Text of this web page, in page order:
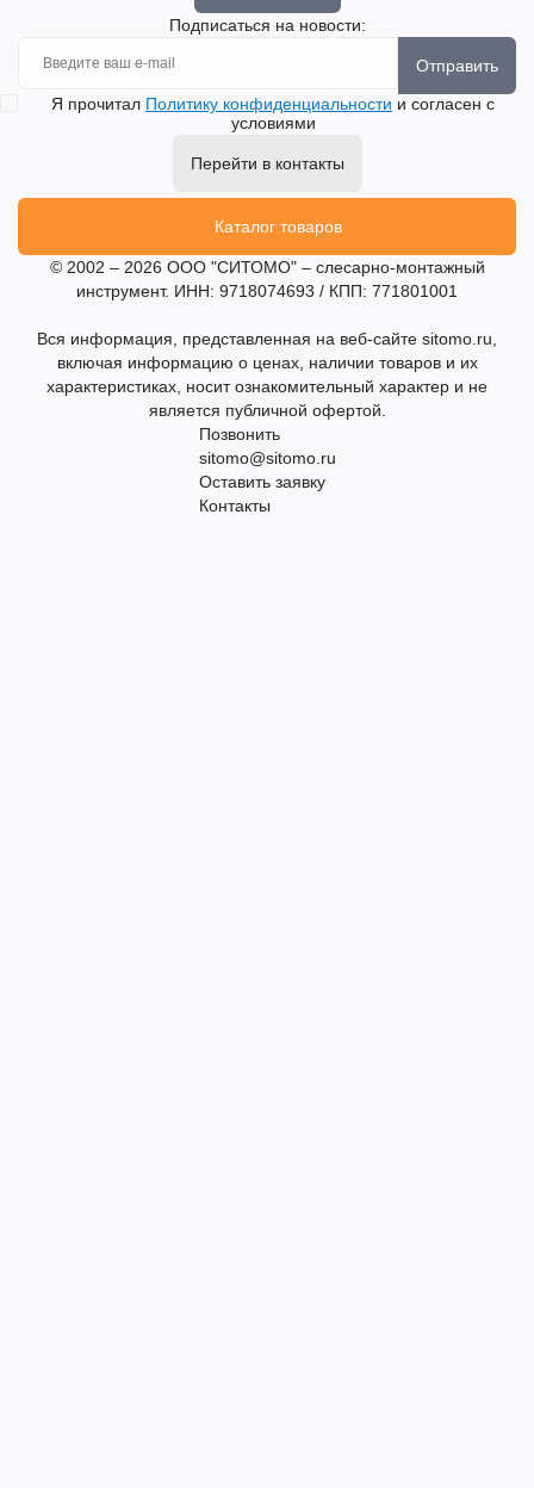
Подписаться на новости:
Отправить
Я прочитал Политику конфиденциальности и согласен с
условиями
Перейти в контакты
Каталог товаров
© 2002 – 2026 ООО "СИТОМО" – слесарно-монтажный
инструмент. ИНН: 9718074693 / КПП: 771801001
Вся информация, представленная на веб-сайте sitomo.ru,
включая информацию о ценах, наличии товаров и их
характеристиках, носит ознакомительный характер и не
является публичной офертой.
Позвонить
sitomo@sitomo.ru
Оставить заявку
Контакты